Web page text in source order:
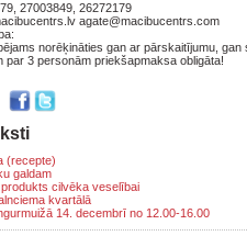
27003849, 26272179
agate@macibucentrs.com
norēķināties gan ar pārskaitījumu,
par 3 personām priekšapmaksa obligāta!
(recepte)
galdam
cilvēka veselībai
kvartālā
14. decembrī no 12.00-16.00